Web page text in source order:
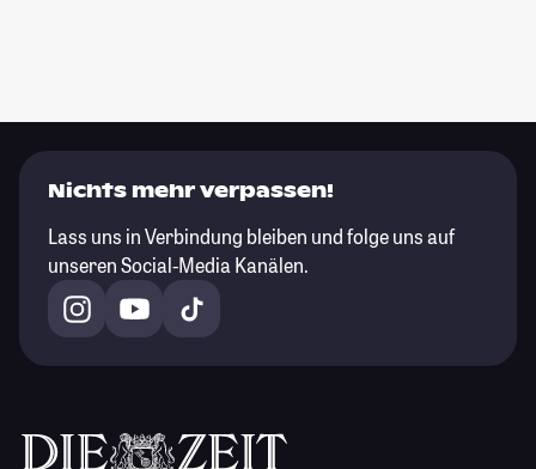
Nichts mehr verpassen!
Lass uns in Verbindung bleiben und folge uns auf
unseren Social-Media Kanälen.